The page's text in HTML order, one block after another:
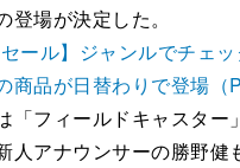
場が決定した。
ール】ジャンルでチェ
商品が日替わりで登場（
「フィールドキャスター
人アナウンサーの勝野健